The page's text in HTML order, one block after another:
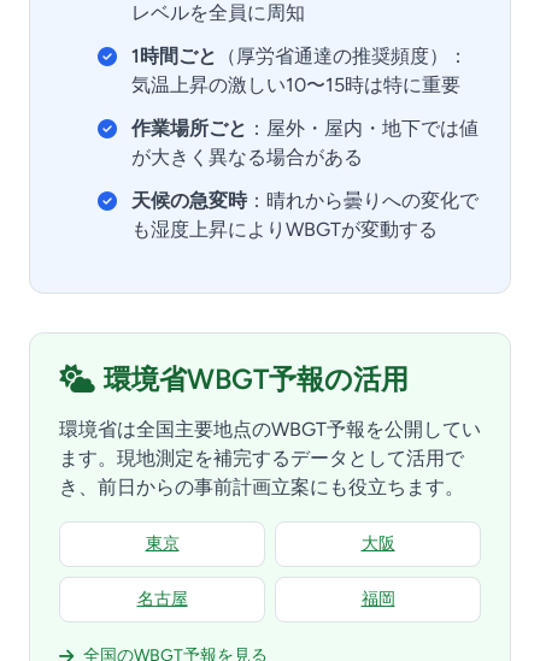
レベルを全員に周知
1時間ごと
（厚労省通達の推奨頻度）：
気温上昇の激しい10〜15時は特に重要
作業場所ごと ：屋外・屋内・地下では値
が大きく異なる場合がある
天候の急変時：晴れから曇りへの変化で
も湿度上昇によりWBGTが変動する
環境省WBGT予報の活用
環境省は全国主要地点のWBGT予報を公開してい
ます。現地測定を補完するデータとして活用で
き、前日からの事前計画立案にも役立ちます。
東京 大阪
名古屋 福岡
全国のWBGT予報を見る